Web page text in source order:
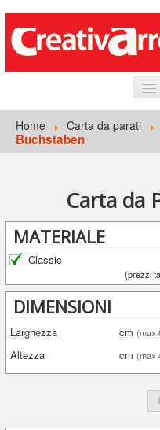
HOME
INFORMAZIONI GENERALI
Home Carta da parati
Buchstaben
Carta da
MATERIALE
Classic
(prezzi
DIMENSIONI
Larghezza cm (max
Altezza cm (max